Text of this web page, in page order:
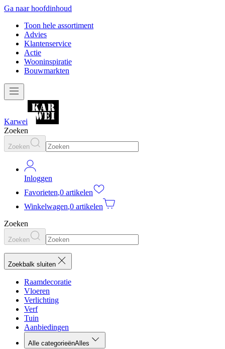
Ga naar hoofdinhoud
Toon hele assortiment
Advies
Klantenservice
Actie
Wooninspiratie
Bouwmarkten
Karwei
Zoeken
Zoeken
Inloggen
Favorieten,0 artikelen
Winkelwagen,0 artikelen
Zoeken
Zoeken
Zoekbalk sluiten
Raamdecoratie
Vloeren
Verlichting
Verf
Tuin
Aanbiedingen
Alle categorieënAlles